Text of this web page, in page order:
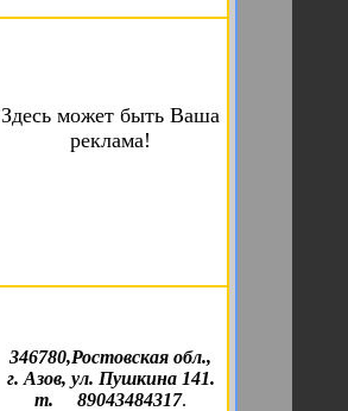
Здесь может быть Ваша
реклама!
346780,Ростовская обл.,
г. Азов, ул. Пушкина 141.
т. 89043484317.